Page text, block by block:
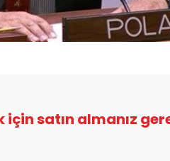
için satın almanız